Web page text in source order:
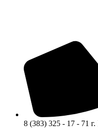
8 (383) 325 - 17 - 71